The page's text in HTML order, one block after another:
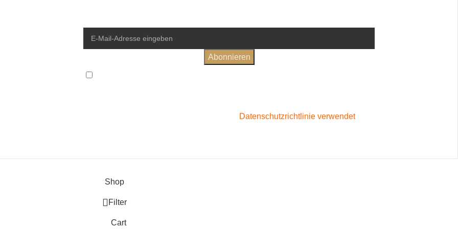
Datenschutzrichtlinie verwendet
Shop
Filter
Cart